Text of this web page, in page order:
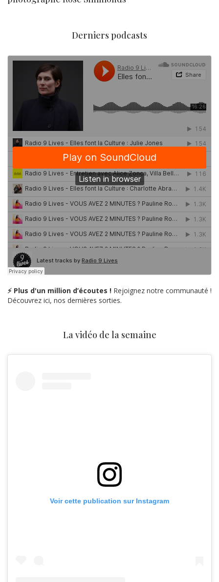
Derniers podcasts
⚡ Plus d'un million d’écoutes ! Rejoignez notre communauté !
Découvrez ici, nos dernières sorties.
La vidéo de la semaine
Voir cette publication sur Instagram